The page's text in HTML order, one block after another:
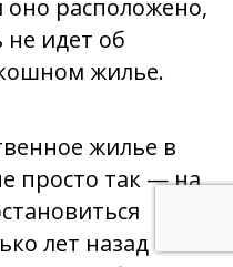
оно расположено,
не идет об
жилье.
жилье в
просто так — на
лет назад